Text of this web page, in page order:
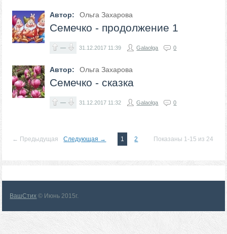
Автор: Ольга Захарова
Семечко - продолжение 1
— 31.12.2017 11:39 Galaolga 0
Автор: Ольга Захарова
Семечко - сказка
— 31.12.2017 11:32 Galaolga 0
← Предыдущая Следующая → 1 2 Показаны 1-15 из 24
ВашСтих © Июнь 2015г.